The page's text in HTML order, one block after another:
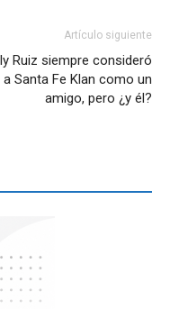
Artículo siguiente
Ruiz siempre consideró
a Santa Fe Klan como un
amigo, pero ¿y él?